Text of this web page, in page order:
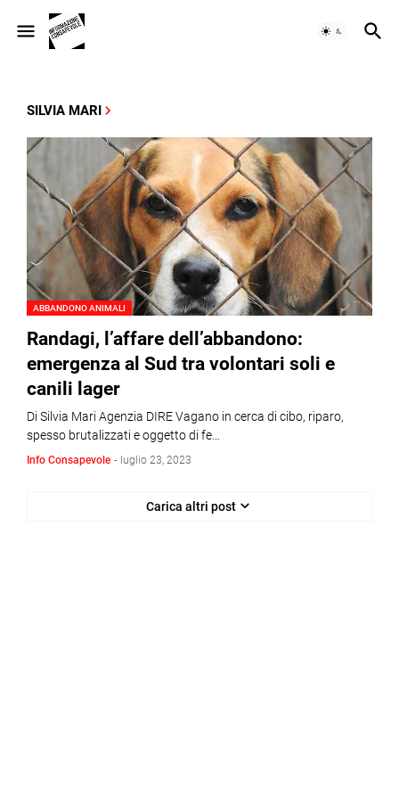
SILVIA MARI
ABBANDONO ANIMALI
Randagi, l’affare dell’abbandono:
emergenza al Sud tra volontari soli e
canili lager
Di Silvia Mari Agenzia DIRE Vagano in cerca di cibo, riparo,
spesso brutalizzati e oggetto di fe…
Info Consapevole - luglio 23, 2023
Carica altri post